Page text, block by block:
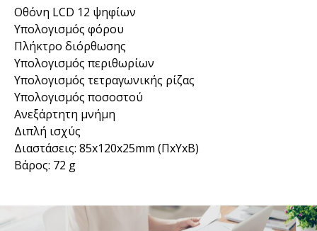
Οθόνη LCD 12 ψηφίων
Υπολογισμός φόρου
Πλήκτρο διόρθωσης
Υπολογισμός περιθωρίων
Υπολογισμός τετραγωνικής ρίζας
Υπολογισμός ποσοστού
Ανεξάρτητη μνήμη
Διπλή ισχύς
Διαστάσεις: 85x120x25mm (ΠxΥxΒ)
Βάρος: 72 g